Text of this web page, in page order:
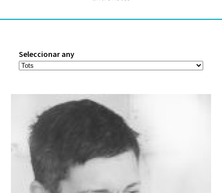
Seleccionar any